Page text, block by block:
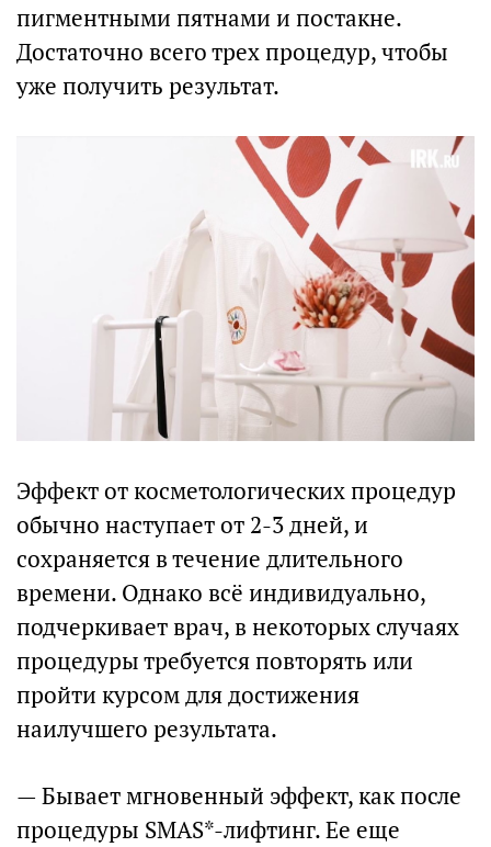
пигментными пятнами и постакне.
Достаточно всего трех процедур, чтобы
уже получить результат.
Эффект от косметологических процедур
обычно наступает от 2-3 дней, и
сохраняется в течение длительного
времени. Однако всё индивидуально,
подчеркивает врач, в некоторых случаях
процедуры требуется повторять или
пройти курсом для достижения
наилучшего результата.
— Бывает мгновенный эффект, как после
процедуры SMAS*-лифтинг. Ее еще